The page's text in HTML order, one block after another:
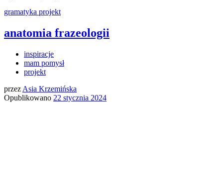
gramatyka projekt
anatomia frazeologii
inspiracje
mam pomysł
projekt
przez Asia Krzemińska
Opublikowano 22 stycznia 2024